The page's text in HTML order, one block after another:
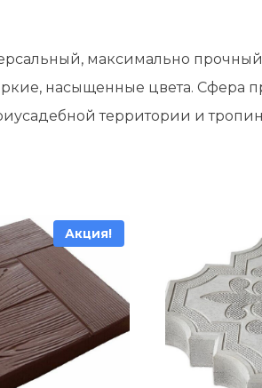
максимально
насыщенные цвета.
территории и
Акция!